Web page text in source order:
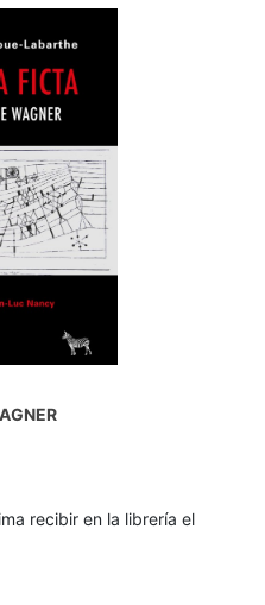
recibir en la librería el